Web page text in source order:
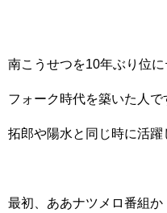
南こうせつを10年ぶり位に
フォーク時代を築いた人で
拓郎や陽水と同じ時に活躍
最初、ああナツメロ番組か